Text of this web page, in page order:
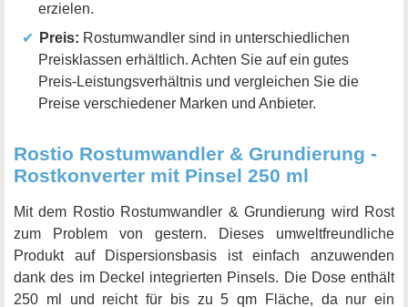
erzielen.
Preis: Rostumwandler sind in unterschiedlichen
Preisklassen erhältlich. Achten Sie auf ein gutes
Preis-Leistungsverhältnis und vergleichen Sie die
Preise verschiedener Marken und Anbieter.
Rostio Rostumwandler & Grundierung -
Rostkonverter mit Pinsel 250 ml
Mit dem Rostio Rostumwandler & Grundierung wird Rost
zum Problem von gestern. Dieses umweltfreundliche
Produkt auf Dispersionsbasis ist einfach anzuwenden
dank des im Deckel integrierten Pinsels. Die Dose enthält
250 ml und reicht für bis zu 5 qm Fläche, da nur ein